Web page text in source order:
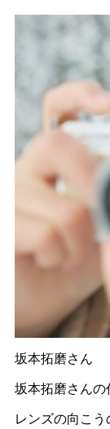
坂本拓磨さん
坂本拓磨さんの
レンズの向こう